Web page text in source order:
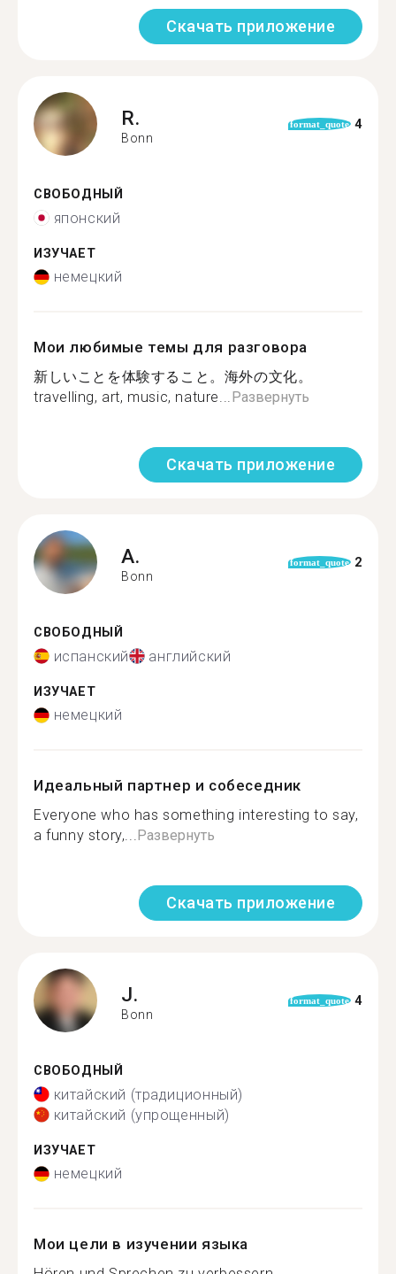
Скачать приложение
R.
Bonn
format_quote 4
СВОБОДНЫЙ
японский
ИЗУЧАЕТ
немецкий
Мои любимые темы для разговора
新しいことを体験すること。海外の文化。
travelling, art, music, nature...Развернуть
Скачать приложение
A.
Bonn
format_quote 2
СВОБОДНЫЙ
испанский английский
ИЗУЧАЕТ
немецкий
Идеальный партнер и собеседник
Everyone who has something interesting to say,
a funny story,...Развернуть
Скачать приложение
J.
Bonn
format_quote 4
СВОБОДНЫЙ
китайский (традиционный)
китайский (упрощенный)
ИЗУЧАЕТ
немецкий
Мои цели в изучении языка